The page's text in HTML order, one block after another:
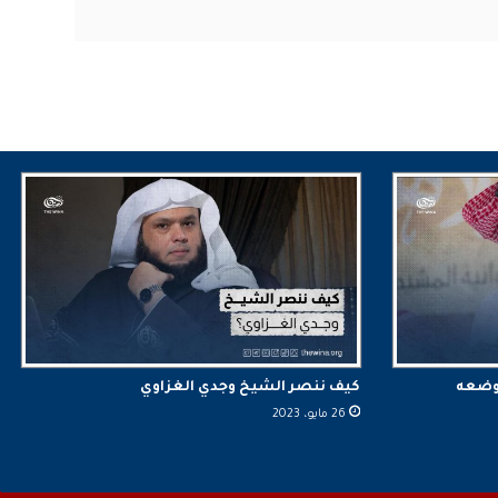
وضعه كيف ننصر الشيخ وجدي الغزاوي
26 مايو، 2023